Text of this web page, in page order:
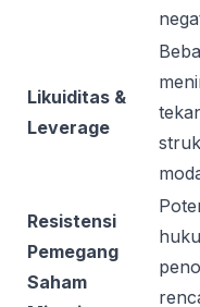
Likuiditas &
Leverage
Resistensi
Pemegang
Saham